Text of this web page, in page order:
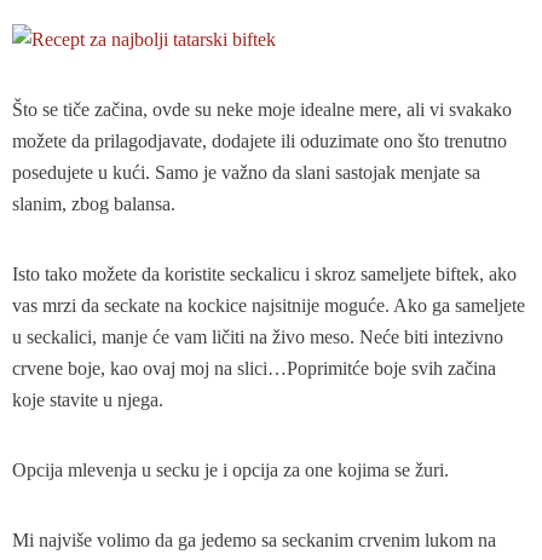
Što se tiče začina, ovde su neke moje idealne mere, ali vi svakako
možete da prilagodjavate, dodajete ili oduzimate ono što trenutno
posedujete u kući. Samo je važno da slani sastojak menjate sa
slanim, zbog balansa.
Isto tako možete da koristite seckalicu i skroz sameljete biftek, ako
vas mrzi da seckate na kockice najsitnije moguće. Ako ga sameljete
u seckalici, manje će vam ličiti na živo meso. Neće biti intezivno
crvene boje, kao ovaj moj na slici…Poprimitće boje svih začina
koje stavite u njega.
Opcija mlevenja u secku je i opcija za one kojima se žuri.
Mi najviše volimo da ga jedemo sa seckanim crvenim lukom na